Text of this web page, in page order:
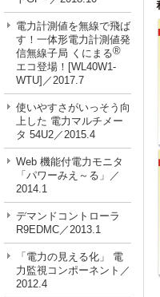
電力計測値を無線で飛ば
す！一体形電力計測値発
信無線子局 くにまる®
エコ登場！[WL40W1-
WTU]／2017.7
使いやすさがいっそう向
上した 電力マルチメー
タ 54U2／2015.4
Web 機能付電力モニタ
「パワーみえ～る」／
2014.1
デマンドコントローラ
R9EDMC／2013.1
「電力の見える化」 電
力監視コンポーネント／
2012.4